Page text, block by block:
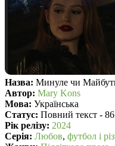
Назва: Минуле чи
Автор: Mary Kons
Мова: Українська
Статус: Повний текст - 86
Рік релізу: 2024
Серія: Любов, футбол і